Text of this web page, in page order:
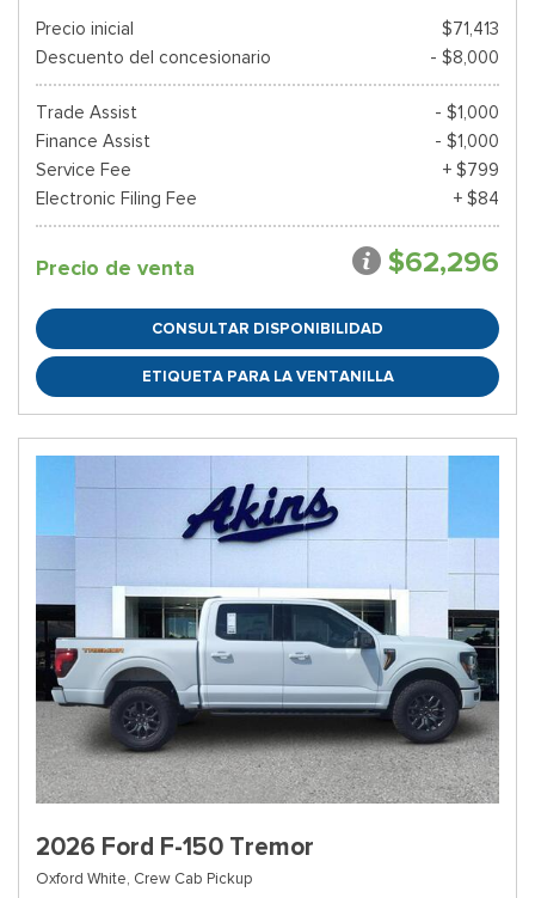
Precio inicial
$71,413
Descuento del concesionario
- $8,000
Trade Assist
- $1,000
Finance Assist
- $1,000
Service Fee
+ $799
Electronic Filing Fee
+ $84
Precio de venta $62,296
CONSULTAR DISPONIBILIDAD
ETIQUETA PARA LA VENTANILLA
2026 Ford F-150 Tremor
Oxford White, Crew Cab Pickup